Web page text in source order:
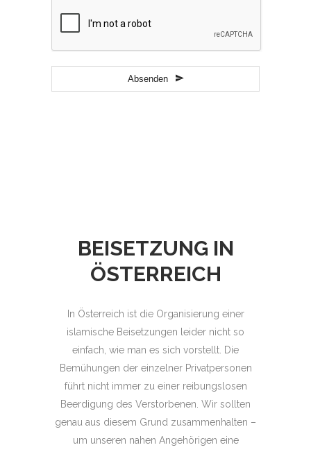
Absenden
BEISETZUNG IN
ÖSTERREICH
In Österreich ist die Organisierung einer
islamische Beisetzungen leider nicht so
einfach, wie man es sich vorstellt. Die
Bemühungen der einzelner Privatpersonen
führt nicht immer zu einer reibungslosen
Beerdigung des Verstorbenen. Wir sollten
genau aus diesem Grund zusammenhalten –
um unseren nahen Angehörigen eine